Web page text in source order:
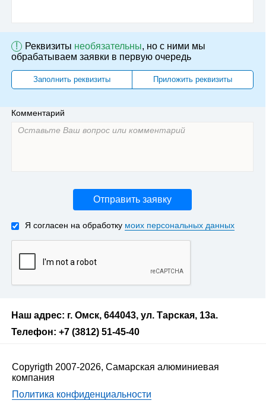
! Реквизиты необязательны, но с ними мы
обрабатываем заявки в первую очередь
Заполнить реквизиты Приложить реквизиты
Комментарий
Отправить заявку
Я согласен на обработку моих персональных данных
Наш адрес: г. Омск, 644043, ул. Тарская, 13а.
Телефон: +7 (3812) 51-45-40
Copyrigth 2007-2026, Самарская алюминиевая
компания
Политика конфиденциальности